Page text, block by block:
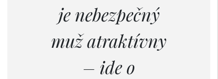
je nebezpečný
muž atraktívny
– ide o